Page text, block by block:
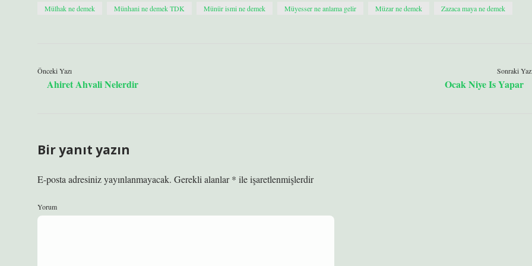
Mülhak ne demek Münhani ne demek TDK Münür ismi ne demek Müyesser ne anlama gelir Müzar ne demek Zazaca maya ne demek
Önceki Yazı
Ahiret Ahvali Nelerdir
Sonraki
Ocak Niye Is Yapar
Bir yanıt yazın
E-posta adresiniz yayınlanmayacak. Gerekli alanlar* ile işaretlenmişlerdir
Yorum